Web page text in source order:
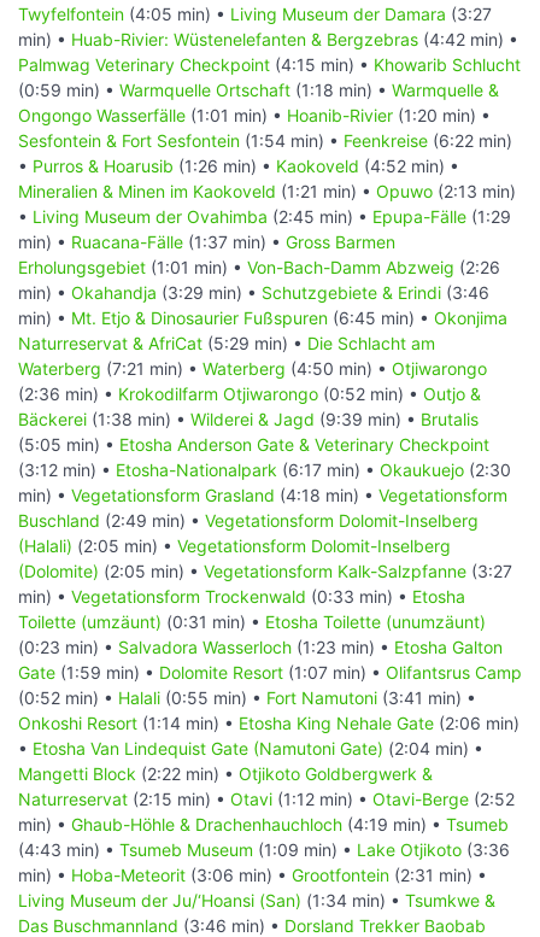
Twyfelfontein (4:05 min) • Living Museum der Damara (3:27
min) • Huab-Rivier: Wüstenelefanten & Bergzebras (4:42 min) •
Palmwag Veterinary Checkpoint (4:15 min) • Khowarib Schlucht
(0:59 min) • Warmquelle Ortschaft (1:18 min) • Warmquelle &
Ongongo Wasserfälle (1:01 min) • Hoanib-Rivier (1:20 min) •
Sesfontein & Fort Sesfontein (1:54 min) • Feenkreise (6:22 min)
• Purros & Hoarusib (1:26 min) • Kaokoveld (4:52 min) •
Mineralien & Minen im Kaokoveld (1:21 min) • Opuwo (2:13 min)
• Living Museum der Ovahimba (2:45 min) • Epupa-Fälle (1:29
min) • Ruacana-Fälle (1:37 min) • Gross Barmen
Erholungsgebiet (1:01 min) • Von-Bach-Damm Abzweig (2:26
min) • Okahandja (3:29 min) • Schutzgebiete & Erindi (3:46
min) • Mt. Etjo & Dinosaurier Fußspuren (6:45 min) • Okonjima
Naturreservat & AfriCat (5:29 min) • Die Schlacht am
Waterberg (7:21 min) • Waterberg (4:50 min) • Otjiwarongo
(2:36 min) • Krokodilfarm Otjiwarongo (0:52 min) • Outjo &
Bäckerei (1:38 min) • Wilderei & Jagd (9:39 min) • Brutalis
(5:05 min) • Etosha Anderson Gate & Veterinary Checkpoint
(3:12 min) • Etosha-Nationalpark (6:17 min) • Okaukuejo (2:30
min) • Vegetationsform Grasland (4:18 min) • Vegetationsform
Buschland (2:49 min) • Vegetationsform Dolomit-Inselberg
(Halali) (2:05 min) • Vegetationsform Dolomit-Inselberg
(Dolomite) (2:05 min) • Vegetationsform Kalk-Salzpfanne (3:27
min) • Vegetationsform Trockenwald (0:33 min) • Etosha
Toilette (umzäunt) (0:31 min) • Etosha Toilette (unumzäunt)
(0:23 min) • Salvadora Wasserloch (1:23 min) • Etosha Galton
Gate (1:59 min) • Dolomite Resort (1:07 min) • Olifantsrus Camp
(0:52 min) • Halali (0:55 min) • Fort Namutoni (3:41 min) •
Onkoshi Resort (1:14 min) • Etosha King Nehale Gate (2:06 min)
• Etosha Van Lindequist Gate (Namutoni Gate) (2:04 min) •
Mangetti Block (2:22 min) • Otjikoto Goldbergwerk &
Naturreservat (2:15 min) • Otavi (1:12 min) • Otavi-Berge (2:52
min) • Ghaub-Höhle & Drachenhauchloch (4:19 min) • Tsumeb
(4:43 min) • Tsumeb Museum (1:09 min) • Lake Otjikoto (3:36
min) • Hoba-Meteorit (3:06 min) • Grootfontein (2:31 min) •
Living Museum der Ju/‘Hoansi (San) (1:34 min) • Tsumkwe &
Das Buschmannland (3:46 min) • Dorsland Trekker Baobab